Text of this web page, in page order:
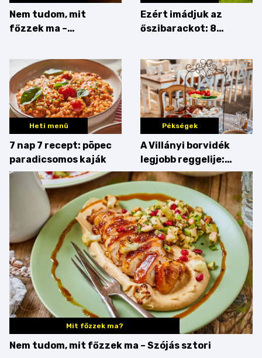
Nem tudom, mit
főzzek ma –
Ezért imádjuk az
őszibarackot: 8
augusztusban
feltankolj belőle
Heti menü
7 nap 7 recept: pöpec
paradicsomos kaják
Pékségek
A Villányi borvidék
legjobb reggelije:
kovászos kenyér és
gourmet pékáruk
Palkonyán
Mit főzzek ma?
Nem tudom, mit főzzek ma – Szójás sztori